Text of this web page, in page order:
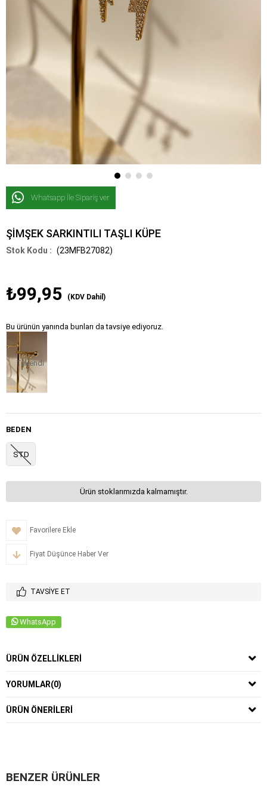
Whatsapp İle Sipariş ver
ŞİMŞEK SARKINTILI TAŞLI KÜPE
(23MFB27082)
₺99,95 (KDV Dahil)
Bu ürünün yanında bunları da tavsiye ediyoruz.
Tükendi
BEDEN
STD
Ürün stoklarımızda kalmamıştır.
Favorilere Ekle
Fiyat Düşünce Haber Ver
TAVSIYE ET
WhatsApp
ÜRÜN ÖZELLIKLERI
YORUMLAR(0)
ÜRÜN ÖNERILERI
BENZER ÜRÜNLER